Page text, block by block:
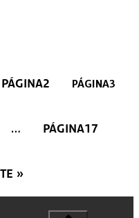
PÁGINA2 PÁGINA3
… PÁGINA17
»